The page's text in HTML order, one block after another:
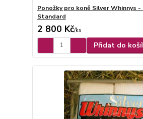
Ponožky pro koně Silver Whinnys
Standard
2 800 Kč/ks
Přidat do